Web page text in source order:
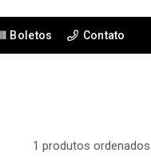
Boletos Contato
1 produtos